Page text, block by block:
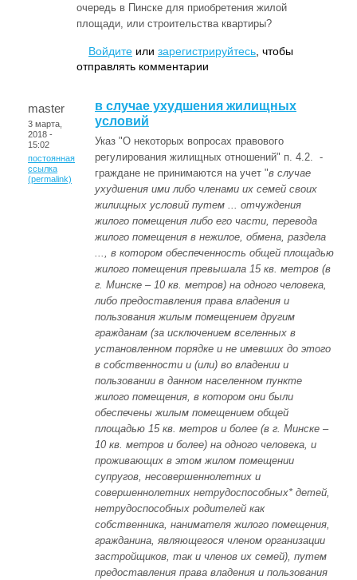
очередь в Пинске для приобретения жилой
площади, или строительства квартиры?
Войдите или зарегистрируйтесь , чтобы
отправлять комментарии
master
3 марта,
2018 -
15:02
постоянная
ссылка
(permalink)
в случае ухудшения жилищных
условий
Указ "О некоторых вопросах правового
регулирования жилищных отношений" п. 4.2. -
граждане не принимаются на учет "в случае
ухудшения ими либо членами их семей своих
жилищных условий путем ... отчуждения
жилого помещения либо его части, перевода
жилого помещения в нежилое, обмена, раздела
..., в котором обеспеченность общей площадью
жилого помещения превышала 15 кв. метров (в
г. Минске – 10 кв. метров) на одного человека,
либо предоставления права владения и
пользования жилым помещением другим
гражданам (за исключением вселенных в
установленном порядке и не имевших до этого
в собственности и (или) во владении и
пользовании в данном населенном пункте
жилого помещения, в котором они были
обеспечены жилым помещением общей
площадью 15 кв. метров и более (в г. Минске –
10 кв. метров и более) на одного человека, и
проживающих в этом жилом помещении
супругов, несовершеннолетних и
совершеннолетних нетрудоспособных* детей,
нетрудоспособных родителей как
собственника, нанимателя жилого помещения,
гражданина, являющегося членом организации
застройщиков, так и членов их семей), путем
предоставления права владения и пользования